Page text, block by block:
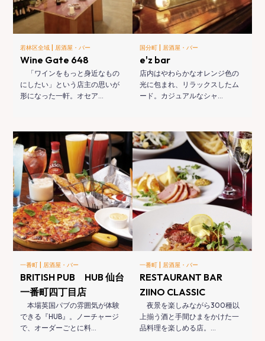
若林区全域 | 居酒屋・バー
Wine Gate 648
「ワインをもっと身近なもの
にしたい」という店主の思いが
形になった一軒。オセア…
国分町 | 居酒屋・バー
e'z bar
店内はやわらかなオレンジ色の
光に包まれ、リラックスしたム
ード。カジュアルなシャ…
一番町 | 居酒屋・バー
BRITISH PUB HUB 仙台
一番町四丁目店
本場英国パブの雰囲気が体験
できる『HUB』。ノーチャージ
で、オーダーごとに料…
一番町 | 居酒屋・バー
RESTAURANT BAR
ZIINO CLASSIC
夜景を楽しみながら300種以
上揃う酒と手間ひまをかけた一
品料理を楽しめる店。…